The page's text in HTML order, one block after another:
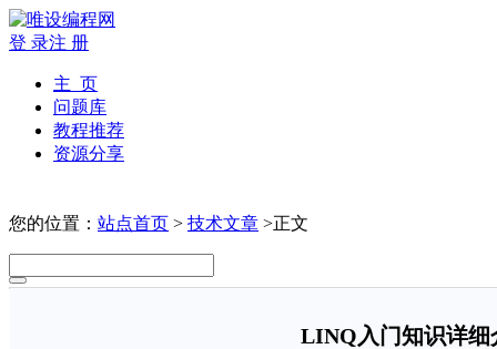
登 录注 册
主 页
问题库
教程推荐
资源分享
您的位置： 站点首页 > 技术文章 >正文
LINQ入门知识详细